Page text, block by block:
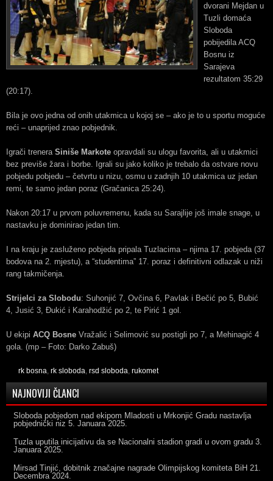
dvorani Mejdan u
Tuzli domaća
Sloboda
pobijedila ACQ
Bosnu iz
Sarajeva
rezultatom 35:29
(20:17).
Bila je ovo jedna od onih utakmica u kojoj se – ako je to u sportu moguće
reći – unaprijed znao pobjednik.
Igrači trenera Siniše Markote opravdali su ulogu favorita, ali u utakmici
bez previše žara i borbe. Igrali su jako koliko je trebalo da ostvare novu
pobjedu pobjedu – četvrtu u nizu, osmu u zadnjih 10 utakmica uz jedan
remi, te samo jedan poraz (Gračanica 25:24).
Nakon 20:17 u prvom poluvremenu, kada su Sarajlije još imale snage, u
nastavku je dominirao jedan tim.
I na kraju je zasluženo pobjeda pripala Tuzlacima – njima 17. pobjeda (37
bodova na 2. mjestu), a “studentima” 17. poraz i definitivni odlazak u niži
rang takmičenja.
Strijelci za Slobodu: Suhonjić 7, Ovčina 6, Pavlak i Bečić po 5, Bubić
4, Jusić 3, Đukić i Karahodžić po 2, te Pirić 1 gol.
U ekipi ACQ Bosne Vražalić i Selimović su postigli po 7, a Mehinagić 4
gola. (mp – Foto: Darko Zabuš)
rk bosna rk sloboda rsd sloboda rukomet
NAJNOVIJI ČLANCI
Sloboda pobjedom nad ekipom Mladosti u Mrkonjić Gradu nastavlja
pobjednički niz 5. Januara 2025.
Tuzla uputila inicijativu da se Nacionalni stadion gradi u ovom gradu 3.
Januara 2025.
Mirsad Tinjić, dobitnik značajne nagrade Olimpijskog komiteta BiH 21.
Decembra 2024.